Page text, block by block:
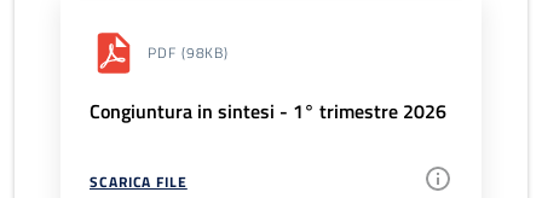
PDF (98KB)
Congiuntura in sintesi - 1° trimestre 2026
SCARICA FILE